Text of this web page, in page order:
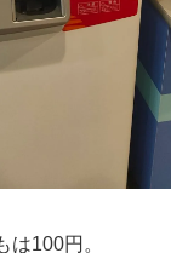
は100円。